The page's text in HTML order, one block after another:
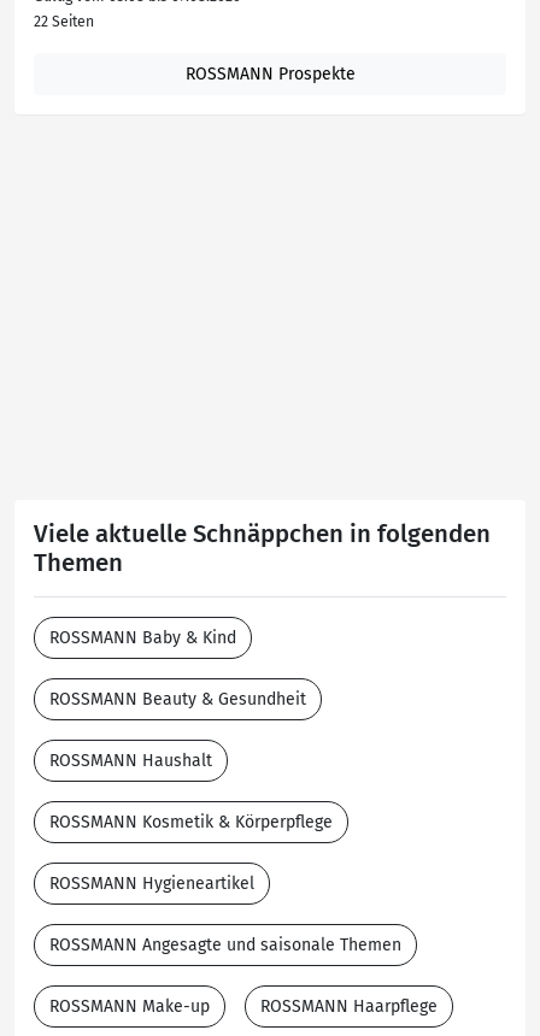
22 Seiten
ROSSMANN Prospekte
Viele aktuelle Schnäppchen in folgenden
Themen
ROSSMANN Baby & Kind
ROSSMANN Beauty & Gesundheit
ROSSMANN Haushalt
ROSSMANN Kosmetik & Körperpflege
ROSSMANN Hygieneartikel
ROSSMANN Angesagte und saisonale Themen
ROSSMANN Make-up ROSSMANN Haarpflege